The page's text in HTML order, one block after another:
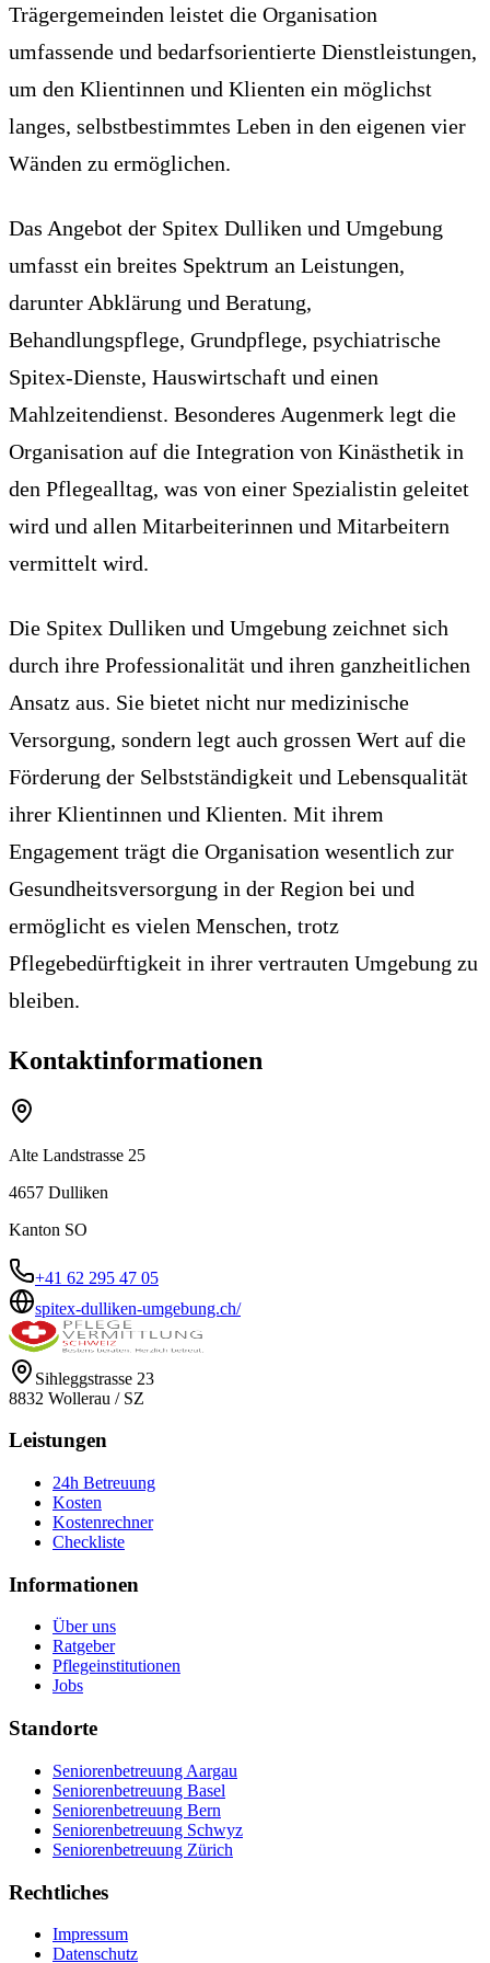
Trägergemeinden leistet die Organisation
umfassende und bedarfsorientierte Dienstleistungen,
um den Klientinnen und Klienten ein möglichst
langes, selbstbestimmtes Leben in den eigenen vier
Wänden zu ermöglichen.
Das Angebot der Spitex Dulliken und Umgebung
umfasst ein breites Spektrum an Leistungen,
darunter Abklärung und Beratung,
Behandlungspflege, Grundpflege, psychiatrische
Spitex-Dienste, Hauswirtschaft und einen
Mahlzeitendienst. Besonderes Augenmerk legt die
Organisation auf die Integration von Kinästhetik in
den Pflegealltag, was von einer Spezialistin geleitet
wird und allen Mitarbeiterinnen und Mitarbeitern
vermittelt wird.
Die Spitex Dulliken und Umgebung zeichnet sich
durch ihre Professionalität und ihren ganzheitlichen
Ansatz aus. Sie bietet nicht nur medizinische
Versorgung, sondern legt auch grossen Wert auf die
Förderung der Selbstständigkeit und Lebensqualität
ihrer Klientinnen und Klienten. Mit ihrem
Engagement trägt die Organisation wesentlich zur
Gesundheitsversorgung in der Region bei und
ermöglicht es vielen Menschen, trotz
Pflegebedürftigkeit in ihrer vertrauten Umgebung zu
bleiben.
Kontaktinformationen
Alte Landstrasse 25
4657 Dulliken
Kanton SO
+41 62 295 47 05
spitex-dulliken-umgebung.ch/
Sihleggstrasse 23
8832 Wollerau / SZ
Leistungen
24h Betreuung
Kosten
Kostenrechner
Checkliste
Informationen
Über uns
Ratgeber
Pflegeinstitutionen
Jobs
Standorte
Seniorenbetreuung Aargau
Seniorenbetreuung Basel
Seniorenbetreuung Bern
Seniorenbetreuung Schwyz
Seniorenbetreuung Zürich
Rechtliches
Impressum
Datenschutz